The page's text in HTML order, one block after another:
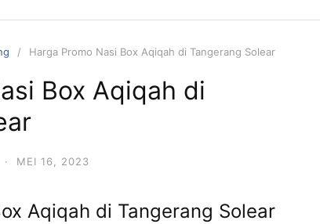
Harga Promo Nasi Box Aqiqah di Tangerang Solear
Box Aqiqah di
· MEI 16, 2023
Aqiqah di Tangerang Solear